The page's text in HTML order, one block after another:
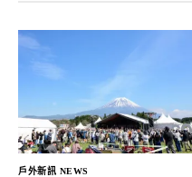
戶外新訊 NEWS